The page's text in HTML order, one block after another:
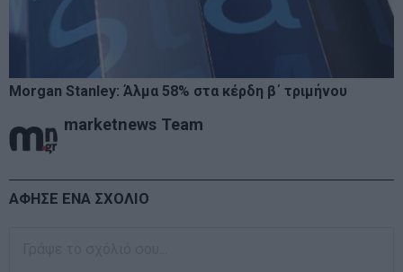
Morgan Stanley: Άλμα 58% στα κέρδη β΄ τριμήνου
marketnews Team
ΑΦΗΣΕ ΕΝΑ ΣΧΟΛΙΟ